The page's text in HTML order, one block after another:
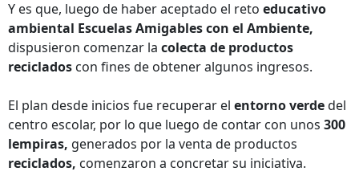
Y es que, luego de haber aceptado el reto educativo
ambiental Escuelas Amigables con el Ambiente,
dispusieron comenzar la colecta de productos
reciclados con fines de obtener algunos ingresos.
El plan desde inicios fue recuperar el entorno verdedel
centro escolar, por lo que luego de contar con unos 300
lempiras, generados por la venta de productos
reciclados, comenzaron a concretar su iniciativa.